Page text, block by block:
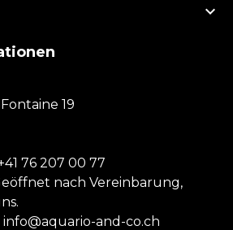

19
76 207 00 77
nach Vereinbarung,
info@aquario-and-co.ch